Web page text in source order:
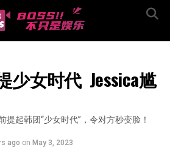
少女时代  Jessica尴
起韩团“少女时代”，令对方秒变脸！
ago on May 3, 2023